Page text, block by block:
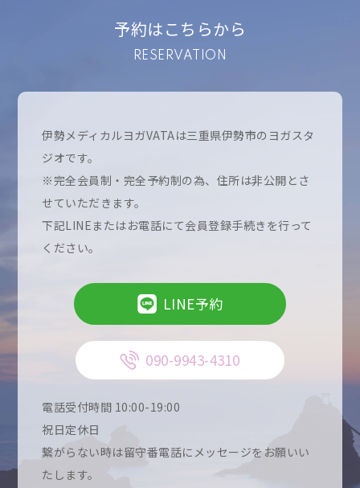
予約はこちらから
RESERVATION
伊勢メディカルヨガVATAは三重県伊勢市のヨガスタ
ジオです。
※完全会員制・完全予約制の為、住所は非公開とさ
せていただきます。
下記LINEまたはお電話にて会員登録手続きを行って
ください。
LINE予約
090-9943-4310
電話受付時間 10:00-19:00
祝日定休日
繋がらない時は留守番電話にメッセージをお願いい
たします。